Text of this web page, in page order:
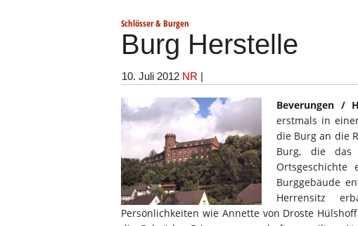
Schlösser & Burgen
Burg Herstelle
10. Juli 2012 NR |
Beverungen /
erstmals in
die Burg an die
Burg, die
Ortsgeschichte
Burggebäude
Herrensitz
Persönlichkeiten wie Annette von Droste